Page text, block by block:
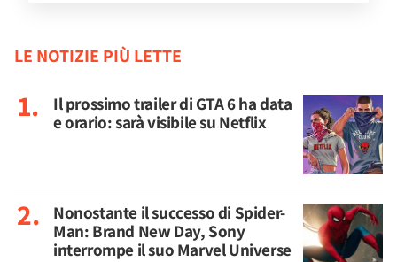
LE NOTIZIE PIÙ LETTE
Il prossimo trailer di GTA 6 ha data
e orario: sarà visibile su Netflix
Nonostante il successo di Spider-
Man: Brand New Day, Sony
interrompe il suo Marvel Universe